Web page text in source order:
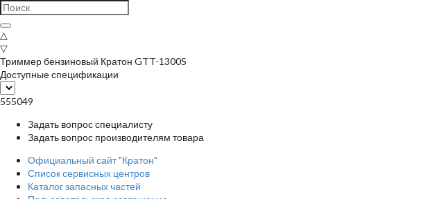
△
▽
Триммер бензиновый Кратон GTT-1300S
Доступные спецификации
555049
Задать вопрос специалисту
Задать вопрос производителям товара
Официальный сайт "Кратон"
Список сервисных центров
Каталог запасных частей